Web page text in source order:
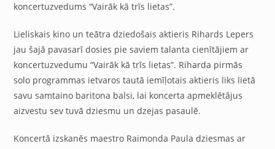
koncertuzvedums “Vairāk kā trīs lietas”.
Lieliskais kino un teātra dziedošais aktieris Rihards Lepers
jau šajā pavasarī dosies pie saviem talanta cienītājiem ar
koncertuzvedumu “Vairāk kā trīs lietas”. Riharda pirmās
solo programmas ietvaros tautā iemīļotais aktieris liks lietā
savu samtaino baritona balsi, lai koncerta apmeklētājus
aizvestu sev tuvā dziesmu un dzejas pasaulē.
Koncertā izskanēs maestro Raimonda Paula dziesmas ar